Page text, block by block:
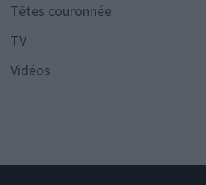
Têtes couronnée
TV
Vidéos